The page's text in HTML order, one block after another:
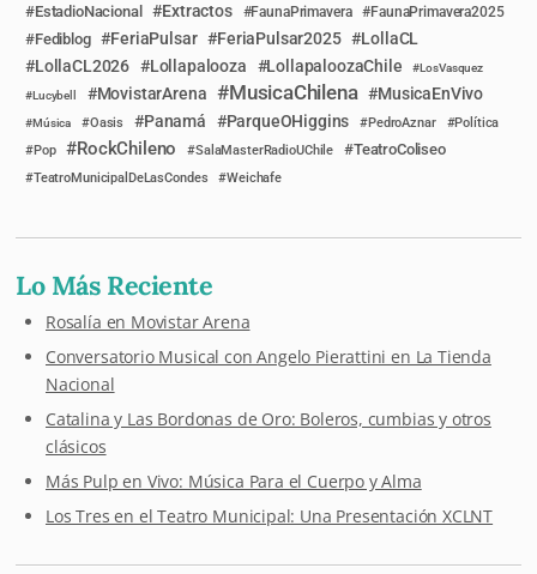
EstadioNacional Extractos FaunaPrimavera FaunaPrimavera2025
Fediblog FeriaPulsar FeriaPulsar2025
LollaCL
LollaCL2026
Lollapalooza LollapaloozaChile
LosVasquez
Lucybell
MovistarArena MusicaChilena MusicaEnVivo
Música Oasis Panamá ParqueOHiggins PedroAznar
Política
Pop
RockChileno SalaMasterRadioUChile TeatroColiseo
TeatroMunicipalDeLasCondes Weichafe
Lo Más Reciente
Rosalía en Movistar Arena
Conversatorio Musical con Angelo Pierattini en La Tienda
Nacional
Catalina y Las Bordonas de Oro: Boleros, cumbias y otros
clásicos
Más Pulp en Vivo: Música Para el Cuerpo y Alma
Los Tres en el Teatro Municipal: Una Presentación XCLNT